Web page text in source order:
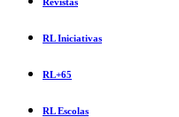
RL Iniciativas
RL+65
RL Escolas